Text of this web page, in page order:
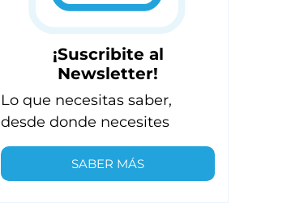
¡Suscribite al
Newsletter!
Lo que necesitas saber,
desde donde necesites
SABER MÁS